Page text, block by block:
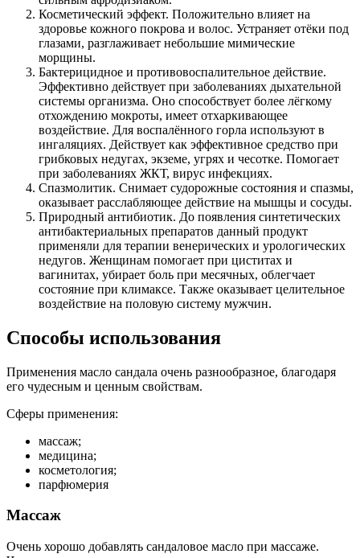
Косметический эффект. Положительно влияет на
здоровье кожного покрова и волос. Устраняет отёки под
глазами, разглаживает небольшие мимические
морщины.
Бактерицидное и противовоспалительное действие.
Эффективно действует при заболеваниях дыхательной
системы организма. Оно способствует более лёгкому
отхождению мокроты, имеет отхаркивающее
воздействие. Для воспалённого горла используют в
ингаляциях. Действует как эффективное средство при
грибковых недугах, экземе, угрях и чесотке. Помогает
при заболеваниях ЖКТ, вирус инфекциях.
Спазмолитик. Снимает судорожные состояния и спазмы,
оказывает расслабляющее действие на мышцы и сосуды.
Природный антибиотик. До появления синтетических
антибактериальных препаратов данный продукт
применяли для терапии венерических и урологических
недугов. Женщинам помогает при циститах и
вагинитах, убирает боль при месячных, облегчает
состояние при климаксе. Также оказывает целительное
воздействие на половую систему мужчин.
Способы использования
Применения масло сандала очень разнообразное, благодаря
его чудесным и ценным свойствам.
Сферы применения:
массаж;
медицина;
косметология;
парфюмерия
Массаж
Очень хорошо добавлять сандаловое масло при массаже.